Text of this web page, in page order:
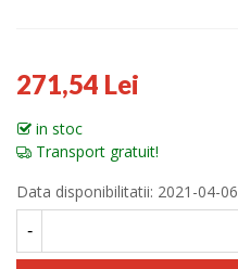
271,54 Lei
in stoc
Transport gratuit!
Data disponibilitatii: 2021-04-06
-